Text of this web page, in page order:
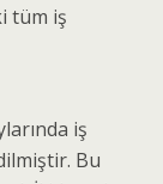
tüm iş
iş
Bu